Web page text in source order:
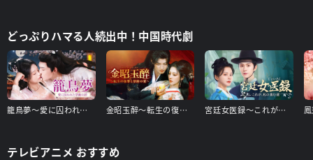
どっぷりハマる人続出中！中国時代劇
籠鳥夢～愛に囚われた禁断の絆～ 金昭玉醉～転生の復讐と禁断の愛～ 宮廷女医録～これが、私の進む道～
テレビアニメ おすすめ